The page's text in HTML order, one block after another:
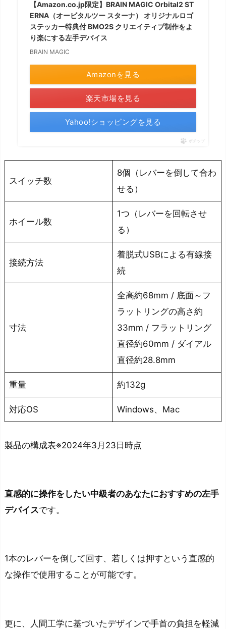
ス
を
使
に
編
を
よ
【Amazon.co.jp限定】BRAIN MAGIC Orbital2 ST
ERNA（オービタルツー スターナ） オリジナルロゴ
ステッカー特典付 BMO2S クリエイティブ制作をよ
り楽にする左手デバイス
BRAIN MAGIC
Amazonを見る
楽天市場を見る
Yahoo!ショッピングを見る
ポチップ
スイッチ数
8個（レバーを倒して合わ
せる）
ホイール数
1つ（レバーを回転させ
る）
接続方法
着脱式USBによる有線接
続
寸法
全高約68mm / 底面～フ
ラットリングの高さ約
33mm / フラットリング
直径約60mm / ダイアル
直径約28.8mm
重量 約132g
対応OS Windows、Mac
製品の構成表※2024年3月23日時点
直感的に操作をしたい中級者のあなたにおすすめの左手
デバイスです。
1本のレバーを倒して回す、若しくは押すという直感的
な操作で使用することが可能です。
更に、人間工学に基づいたデザインで手首の負担を軽減